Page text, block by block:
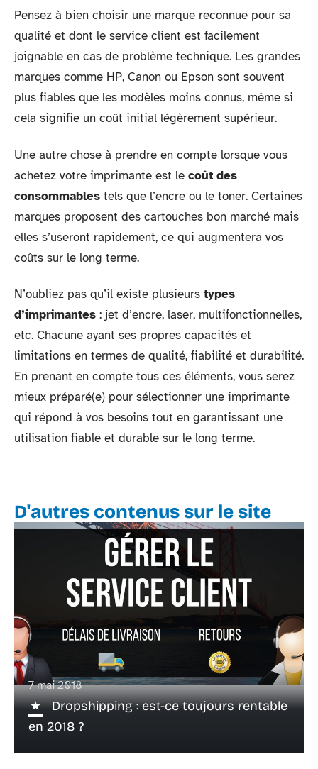
Pensez à bien choisir une marque reconnue pour sa
qualité et dont le service client est facilement
joignable en cas de problème technique. Les grandes
marques comme HP, Canon ou Epson sont souvent
plus fiables que les modèles moins connus, même si
cela signifie un coût initial légèrement supérieur.
Une autre chose à prendre en compte lorsque vous
achetez votre imprimante est le coût des
consommables tels que l’encre ou le toner. Certaines
marques proposent des cartouches bon marché mais
elles s’useront rapidement, ce qui augmentera vos
coûts sur le long terme.
N’oubliez pas qu’il existe plusieurs types
d’imprimantes : jet d’encre, laser, multifonctionnelles,
etc. Chacune ayant ses propres capacités et
limitations en termes de qualité, fiabilité et durabilité.
En prenant en compte tous ces éléments, vous serez
mieux préparé(e) pour sélectionner une imprimante
qui répond à vos besoins tout en garantissant une
utilisation fiable et durable sur le long terme.
D'autres contenus sur le site
7 mai 2018
Dropshipping : est-ce toujours rentable
en 2018 ?